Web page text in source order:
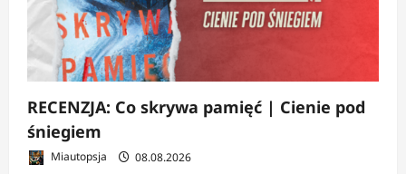
RECENZJA: Co skrywa pamięć | Cienie pod
śniegiem
Miautopsja 08.08.2026